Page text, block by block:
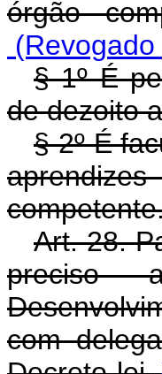
órgão
§ 1º É
de dezoito
§ 2º É
Art. 28.
preciso
com